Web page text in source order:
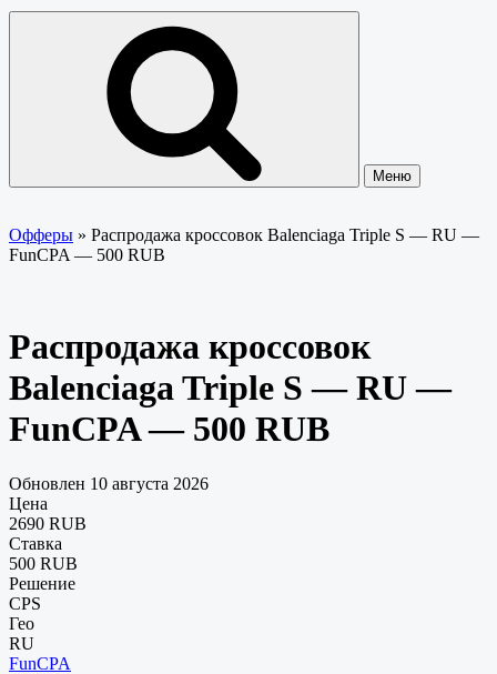
Меню
Офферы » Распродажа кроссовок Balenciaga Triple S — RU —
FunCPA — 500 RUB
Распродажа кроссовок
Balenciaga Triple S — RU —
FunCPA — 500 RUB
Обновлен 10 августа 2026
Цена
2690 RUB
Ставка
500 RUB
Решение
CPS
Гео
RU
FunCPA